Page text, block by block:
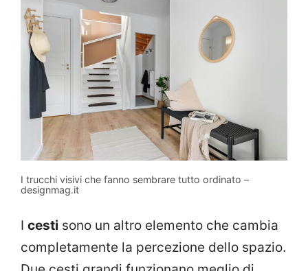
I trucchi visivi che fanno sembrare tutto ordinato –
designmag.it
I cesti sono un altro elemento che cambia
completamente la percezione dello spazio.